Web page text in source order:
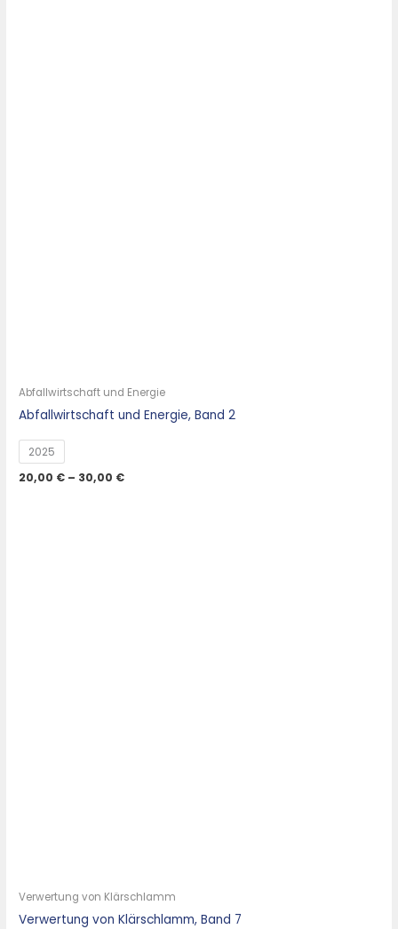
Abfallwirtschaft und Energie
Abfallwirtschaft und Energie, Band 2
2025
20,00 € – 30,00 €
Verwertung von Klärschlamm
Verwertung von Klärschlamm, Band 7